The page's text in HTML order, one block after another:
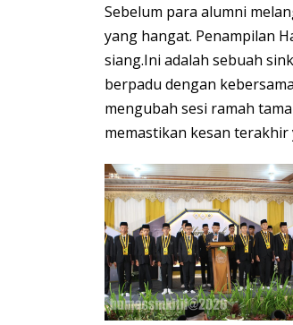
Sebelum para alumni
yang hangat. Penampilan
siang.Ini adalah sebuah
berpadu dengan
mengubah sesi ramah
memastikan kesan